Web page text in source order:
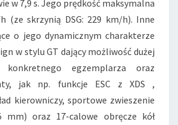
w 7,9 s. Jego prędkość maksymalna
(ze skrzynią DSG: 229 km/h). Inne
o jego dynamicznym charakterze
w stylu GT dający możliwość dużej
konkretnego egzemplarza oraz
jak np. funkcje ESC z XDS ,
kierowniczy, sportowe zwieszenie
mm) oraz 17-calowe obręcze kół